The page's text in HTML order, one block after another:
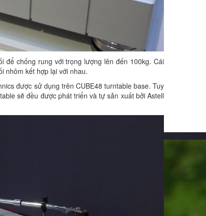
để chống rung với trọng lượng lên đến 100kg. Cái
nhôm kết hợp lại với nhau.
được sử dụng trên CUBE48 turntable base. Tuy
sẽ đều được phát triển và tự sản xuất bởi Astell